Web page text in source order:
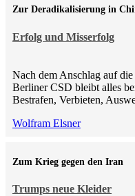
Erfolg und Misserfolg
Zur Deradikalisierung in
Nach dem Anschlag auf
Berliner CSD bleibt alles
Bestrafen, Verbieten,
Wolfram Elsner
Trumps neue Kleider
Zum Krieg gegen den Iran